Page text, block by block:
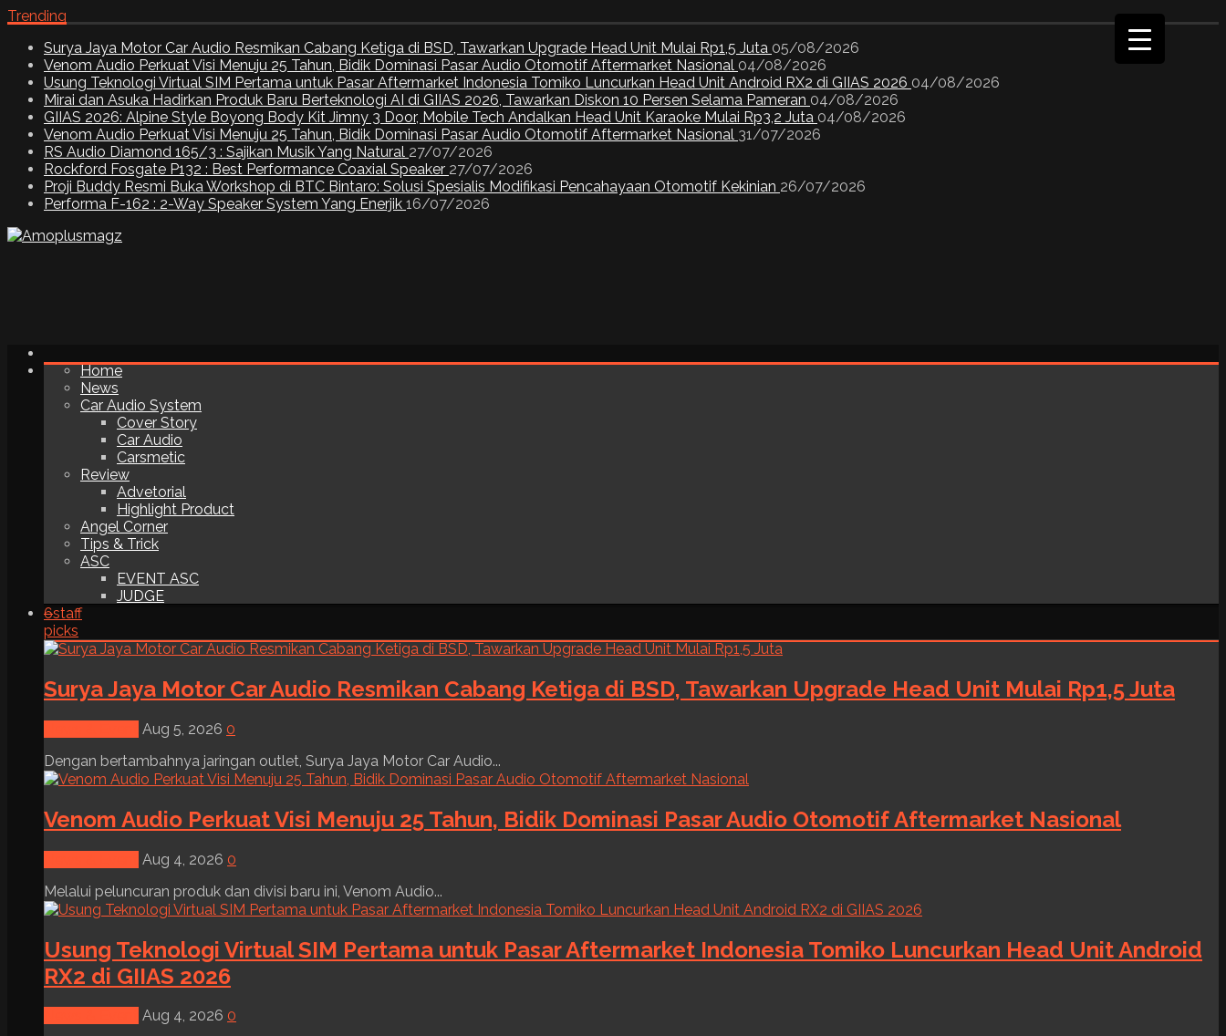
Trending
Surya Jaya Motor Car Audio Resmikan Cabang Ketiga di BSD, Tawarkan Upgrade Head Unit Mulai Rp1,5 Juta 05/08/2026
Venom Audio Perkuat Visi Menuju 25 Tahun, Bidik Dominasi Pasar Audio Otomotif Aftermarket Nasional 04/08/2026
Usung Teknologi Virtual SIM Pertama untuk Pasar Aftermarket Indonesia Tomiko Luncurkan Head Unit Android RX2 di GIIAS 2026 04/08/2026
Mirai dan Asuka Hadirkan Produk Baru Berteknologi AI di GIIAS 2026, Tawarkan Diskon 10 Persen Selama Pameran 04/08/2026
GIIAS 2026: Alpine Style Boyong Body Kit Jimny 3 Door, Mobile Tech Andalkan Head Unit Karaoke Mulai Rp3,2 Juta 04/08/2026
Venom Audio Perkuat Visi Menuju 25 Tahun, Bidik Dominasi Pasar Audio Otomotif Aftermarket Nasional 31/07/2026
RS Audio Diamond 165/3 : Sajikan Musik Yang Natural 27/07/2026
Rockford Fosgate P132 : Best Performance Coaxial Speaker 27/07/2026
Proji Buddy Resmi Buka Workshop di BTC Bintaro: Solusi Spesialis Modifikasi Pencahayaan Otomotif Kekinian 26/07/2026
Performa F-162 : 2-Way Speaker System Yang Enerjik 16/07/2026
Home
News
Car Audio System
Cover Story
Car Audio
Carsmetic
Review
Advetorial
Highlight Product
Angel Corner
Tips & Trick
ASC
EVENT ASC
JUDGE
6staff
picks
Surya Jaya Motor Car Audio Resmikan Cabang Ketiga di BSD, Tawarkan Upgrade Head Unit Mulai Rp1,5 Juta
Aug 5, 2026 0
Dengan bertambahnya jaringan outlet, Surya Jaya Motor Car Audio...
Venom Audio Perkuat Visi Menuju 25 Tahun, Bidik Dominasi Pasar Audio Otomotif Aftermarket Nasional
Aug 4, 2026 0
Melalui peluncuran produk dan divisi baru ini, Venom Audio...
Usung Teknologi Virtual SIM Pertama untuk Pasar Aftermarket Indonesia Tomiko Luncurkan Head Unit Android
RX2 di GIIAS 2026
Aug 4, 2026 0